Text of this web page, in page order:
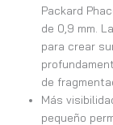
Packard
de 0,9 mm.
para crear
de
Más
pequeño